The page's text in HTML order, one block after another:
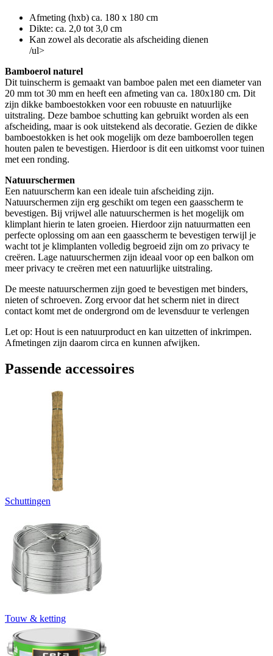
Afmeting (hxb) ca. 180 x 180 cm
Dikte: ca. 2,0 tot 3,0 cm
Kan zowel als decoratie als afscheiding dienen
/ul>
Bamboerol naturel
Dit tuinscherm is gemaakt van bamboe palen met een diameter van
20 mm tot 30 mm en heeft een afmeting van ca. 180x180 cm. Dit
zijn dikke bamboestokken voor een robuuste en natuurlijke
uitstraling. Deze bamboe schutting kan gebruikt worden als een
afscheiding, maar is ook uitstekend als decoratie. Gezien de dikke
bamboestokken is het ook mogelijk om deze bamboerollen tegen
houten palen te bevestigen. Hierdoor is dit een uitkomst voor tuinen
met een ronding.
Natuurschermen
Een natuurscherm kan een ideale tuin afscheiding zijn.
Natuurschermen zijn erg geschikt om tegen een gaasscherm te
bevestigen. Bij vrijwel alle natuurschermen is het mogelijk om
klimplant hierin te laten groeien. Hierdoor zijn natuurmatten een
perfecte oplossing om aan een gaasscherm te bevestigen terwijl je
wacht tot je klimplanten volledig begroeid zijn om zo privacy te
creëren. Lage natuurschermen zijn ideaal voor op een balkon om
meer privacy te creëren met een natuurlijke uitstraling.
De meeste natuurschermen zijn goed te bevestigen met binders,
nieten of schroeven. Zorg ervoor dat het scherm niet in direct
contact komt met de ondergrond om de levensduur te verlengen
Let op: Hout is een natuurproduct en kan uitzetten of inkrimpen.
Afmetingen zijn daarom circa en kunnen afwijken.
Passende accessoires
Schuttingen
Touw & ketting